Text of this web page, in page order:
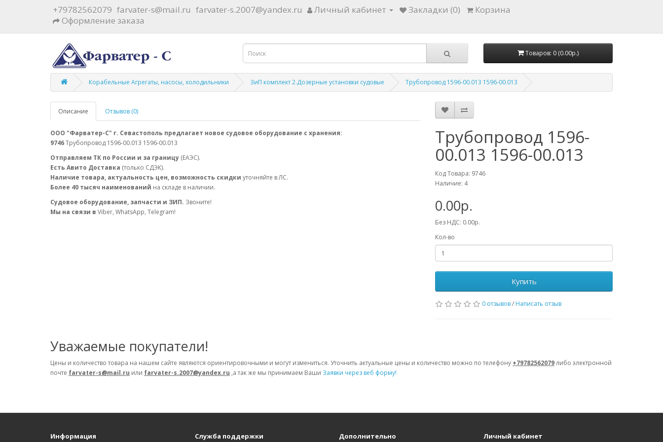
+79782562079 farvater-s@mail.ru farvater-s.2007@yandex.ru Личный кабинет Закладки (0)
Корзина
Оформление заказа
Товаров: 0 (0.00р.)
Корабельные Агрегаты, насосы, холодильники ЗиП комплект 2.Дозерные установки судовые Трубопровод 1596-00.013 1596-00.013
Описание Отзывов (0)
ООО "Фарватер-С" г. Севастополь предлагает новое судовое оборудование с хранения:
9746Трубопровод 1596-00.013 1596-00.013
Отправляем ТК по России и за границу (ЕАЭС).
Есть Авито Доставка (только СДЭК).
Наличие товара, актуальность цен, возможность скидки уточняйте в ЛС.
Более 40 тысяч наименований на складе в наличии.
Судовое оборудование, запчасти и ЗИП. Звоните!
Мы на связи в Viber, WhatsApp, Telegram!
Трубопровод 1596-
00.013 1596-00.013
Код Товара: 9746
Наличие: 4
0.00р.
Без НДС: 0.00р.
Кол-во
Купить
0 отзывов/ Написать отзыв
Уважаемые покупатели!
Цены и количество товара на нашем сайте являются ориентировочными и могут измениться. Уточнить актуальные цены и количество можно по телефону +79782562079либо электронной
почте farvater-s@mail.ru или farvater-s.2007@yandex.ru ,а так же мы принимаем Ваши Заявки через веб форму!
Информация Служба поддержки Дополнительно Личный кабинет